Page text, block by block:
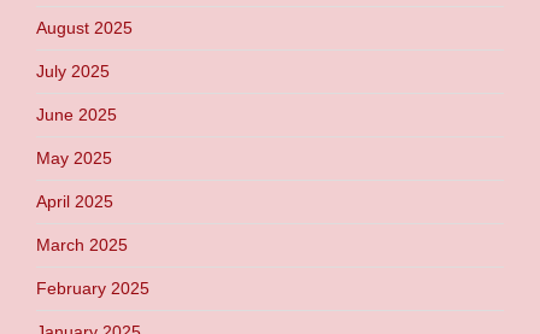
August 2025
July 2025
June 2025
May 2025
April 2025
March 2025
February 2025